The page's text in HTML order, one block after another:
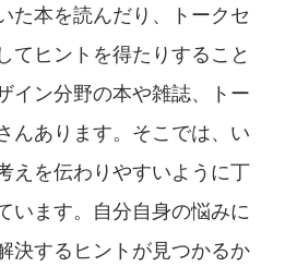
た本を読んだり、トークセ
てヒントを得たりすること
イン分野の本や雑誌、トー
んあります。そこでは、い
えを伝わりやすいように丁
います。自分自身の悩みに
決するヒントが見つかるか